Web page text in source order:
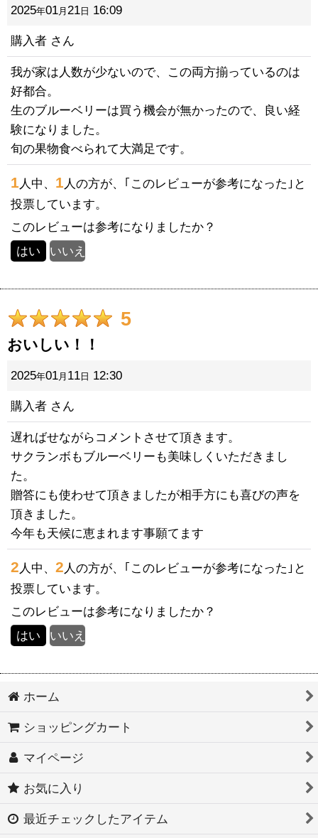
星の数
並び順:
絞り込む
2025年01月 21 日 16:09
購入者 さん
我が家は人数が少ないので、この両方揃っているのは
好都合。
生のブルーベリーは買う機会が無かったので、良い経
験になりました。
旬の果物食べられて大満足です。
1 人中、 1 人の方が、｢このレビューが参考になった｣と
投票しています。
このレビューは参考になりましたか？
はい いいえ
5
おいしい！！
2025年01月 11 日 12:30
購入者 さん
遅ればせながらコメントさせて頂きます。
サクランボもブルーベリーも美味しくいただきまし
た。
贈答にも使わせて頂きましたが相手方にも喜びの声を
頂きました。
今年も天候に恵まれます事願てます
2 人中、 2 人の方が、｢このレビューが参考になった｣と
投票しています。
このレビューは参考になりましたか？
はい いいえ
ホーム
ショッピングカート
マイページ
お気に入り
最近チェックしたアイテム